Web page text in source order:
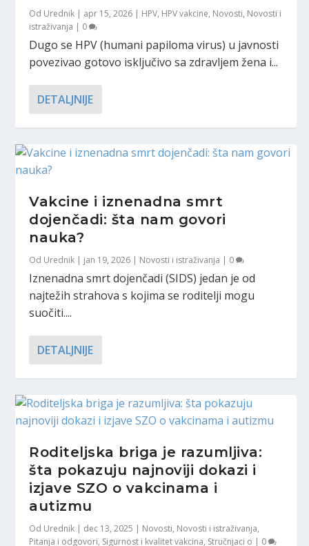
Od Urednik | apr 15, 2026 | HPV, HPV vakcine, Novosti, Novosti i
istraživanja | 0
Dugo se HPV (humani papiloma virus) u javnosti
povezivao gotovo isključivo sa zdravljem žena i...
DETALJNIJE
Vakcine i iznenadna smrt
dojenčadi: šta nam govori
nauka?
Od Urednik | jan 19, 2026 | Novosti i istraživanja | 0
Iznenadna smrt dojenčadi (SIDS) jedan je od
najtežih strahova s kojima se roditelji mogu
suočiti....
DETALJNIJE
Roditeljska briga je razumljiva:
šta pokazuju najnoviji dokazi i
izjave SZO o vakcinama i
autizmu
Od Urednik | dec 13, 2025 | Novosti, Novosti i istraživanja,
Pitanja i odgovori, Sigurnost i kvalitet vakcina, Stručnjaci o | 0